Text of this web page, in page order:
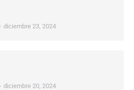
diciembre 23, 2024
diciembre 20, 2024